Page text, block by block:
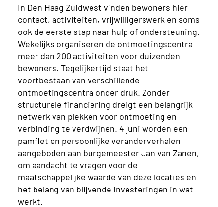
In Den Haag Zuidwest vinden bewoners hier
contact, activiteiten, vrijwilligerswerk en soms
ook de eerste stap naar hulp of ondersteuning.
Wekelijks organiseren de ontmoetingscentra
meer dan 200 activiteiten voor duizenden
bewoners. Tegelijkertijd staat het
voortbestaan van verschillende
ontmoetingscentra onder druk. Zonder
structurele financiering dreigt een belangrijk
netwerk van plekken voor ontmoeting en
verbinding te verdwijnen. 4 juni worden een
pamflet en persoonlijke veranderverhalen
aangeboden aan burgemeester Jan van Zanen,
om aandacht te vragen voor de
maatschappelijke waarde van deze locaties en
het belang van blijvende investeringen in wat
werkt.